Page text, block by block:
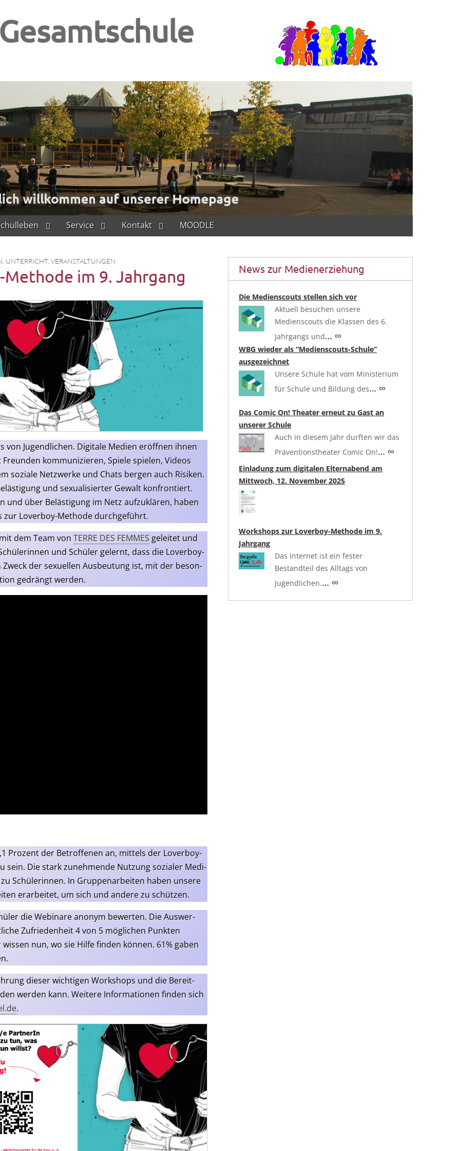
Service Kontakt MOODLE
UNTERRICHT, VERANSTALTUNGEN
im 9. Jahrgang
von Jugend­li­chen. Digi­ta­le Medi­en eröff­nen ihnen
kom­mu­ni­zie­ren, Spie­le spie­len, Vide­os
sozia­le Netz­wer­ke und Chats ber­gen auch Risi­ken.
und sexua­li­sier­ter Gewalt kon­fron­tiert.
und über Beläs­ti­gung im Netz auf­zu­klä­ren, haben
zur Lover­boy-Metho­de durchgeführt.
dem Team von TERRE DES FEMMES gelei­tet und
und Schü­ler gelernt, dass die Lover­boy-
der sexu­el­len Aus­beu­tung ist, mit der beson­
gedrängt werden.
Pro­zent der Betrof­fe­nen an, mit­tels der Lover­boy-
sein. Die stark zuneh­men­de Nut­zung sozia­ler Medi­
Schü­le­rin­nen. In Grup­pen­ar­bei­ten haben unse­re
erar­bei­tet, um sich und ande­re zu schützen.
die Web­i­na­re anonym bewer­ten. Die Aus­wer­
Zufrie­den­heit 4 von 5 mög­li­chen Punk­ten
nun, wo sie Hil­fe fin­den kön­nen. 61% gaben
die­ser wich­ti­gen Work­shops und die Bereit­
wer­den kann. Wei­te­re Infor­ma­tio­nen fin­den sich
.
News zur Medienerziehung
Die Medienscouts stellen sich vor
Aktuell besuchen unsere
Medienscouts die Klassen des 6.
Jahrgangs und… ∞
WBG wieder als “Medienscouts-Schule”
ausgezeichnet
Unsere Schule hat vom Ministerium
für Schule und Bildung des… ∞
Das Comic On! Theater erneut zu Gast an
unserer Schule
Auch in diesem Jahr durften wir das
Präventionstheater Comic On!… ∞
Einladung zum digitalen Elternabend am
Mittwoch, 12. November 2025
Workshops zur Loverboy-Methode im 9.
Jahrgang
Das Internet ist ein fester
Bestandteil des Alltags von
Jugendlichen.… ∞